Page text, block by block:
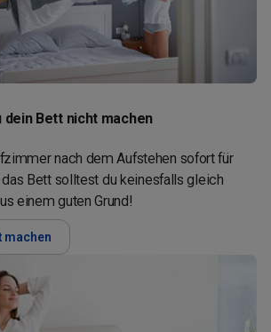
Bett nicht machen
nach dem Aufstehen sofort für
das Bett solltest du keinesfalls gleich
einem guten Grund!
machen